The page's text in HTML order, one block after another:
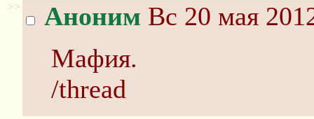
>> Аноним Вс 20 мая
Мафия.
/thread